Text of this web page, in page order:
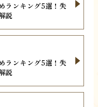
ランキング5選！失
説
ランキング5選！失
説